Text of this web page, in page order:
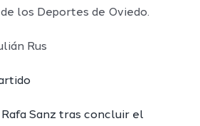
los Deportes de Oviedo.
Rus
Sanz tras concluir el